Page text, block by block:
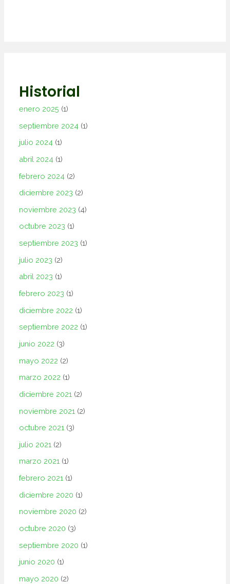
Historial
enero 2025 (1)
septiembre 2024 (1)
julio 2024 (1)
abril 2024 (1)
febrero 2024 (2)
diciembre 2023 (2)
noviembre 2023 (4)
octubre 2023 (1)
septiembre 2023 (1)
julio 2023 (2)
abril 2023 (1)
febrero 2023 (1)
diciembre 2022 (1)
septiembre 2022 (1)
junio 2022 (3)
mayo 2022 (2)
marzo 2022 (1)
diciembre 2021 (2)
noviembre 2021 (2)
octubre 2021 (3)
julio 2021 (2)
marzo 2021 (1)
febrero 2021 (1)
diciembre 2020 (1)
noviembre 2020 (2)
octubre 2020 (3)
septiembre 2020 (1)
junio 2020 (1)
mayo 2020 (2)